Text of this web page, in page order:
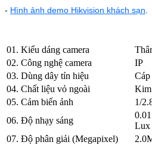
- Hình ảnh demo Hikvision khách sạn.
01. Kiểu dáng camera
02. Công nghệ camera
IP
03. Dùng dây tín hiệu
Cáp
04. Chất liệu vỏ ngoài
05. Cảm biến ảnh
1/
06. Độ nhạy sáng
Lux
07. Độ phân giải (Megapixel)